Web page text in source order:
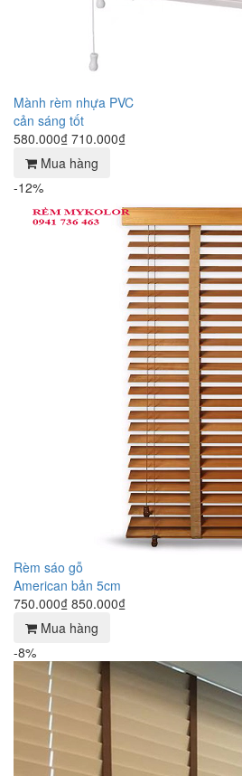
Mành rèm nhựa PVC
cản sáng tốt
580.000₫ 710.000₫
Mua hàng
-12%
Rèm sáo gỗ
American bản 5cm
750.000₫ 850.000₫
Mua hàng
-8%